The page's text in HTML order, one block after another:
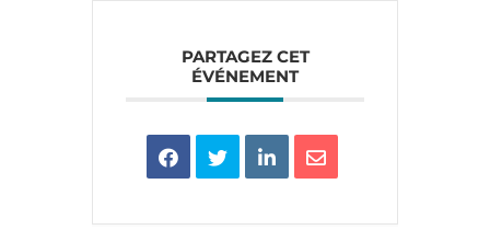
PARTAGEZ CET
ÉVÉNEMENT